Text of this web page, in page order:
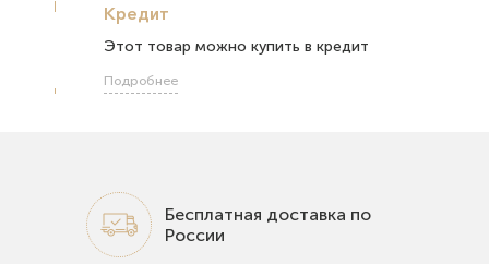
Кредит
Этот товар можно купить в кредит
Подробнее
Бесплатная доставка по
России